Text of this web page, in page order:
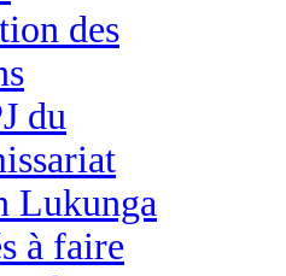
des
du
Lukunga
à faire